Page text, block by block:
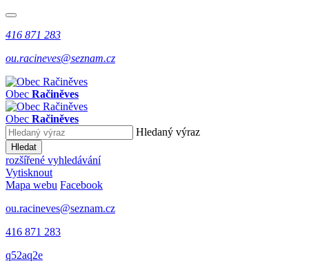
416 871 283
ou.racineves@seznam.cz
Obec Račiněves
Obec Račiněves
Hledaný výraz
Hledat
rozšířené vyhledávání
Vytisknout
Mapa webu Facebook
ou.racineves@seznam.cz
416 871 283
q52aq2e